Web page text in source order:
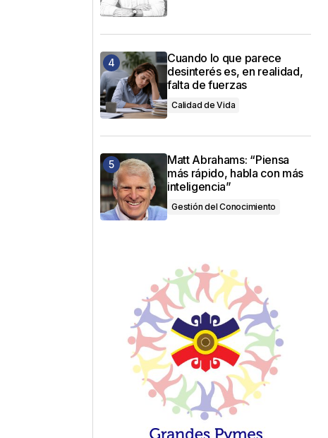
Cuando lo que parece
desinterés es, en realidad,
falta de fuerzas
Calidad de Vida
Matt Abrahams: “Piensa
más rápido, habla con más
inteligencia”
Gestión del Conocimiento